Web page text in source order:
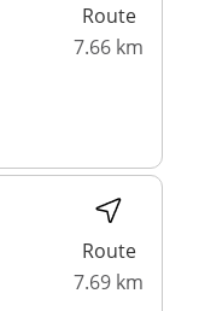
Route
7.66 km
Route
7.69 km